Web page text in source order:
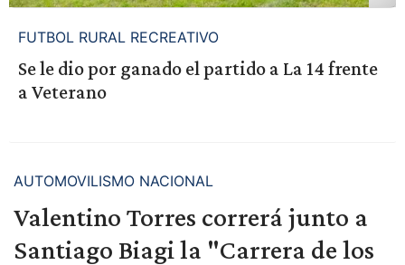
FUTBOL RURAL RECREATIVO
Se le dio por ganado el partido a La 14 frente
a Veterano
AUTOMOVILISMO NACIONAL
Valentino Torres correrá junto a
Santiago Biagi la "Carrera de los